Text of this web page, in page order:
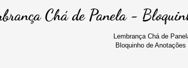
Chá de Panela -
Lembrança Chá de
Bloquinho de Anotações